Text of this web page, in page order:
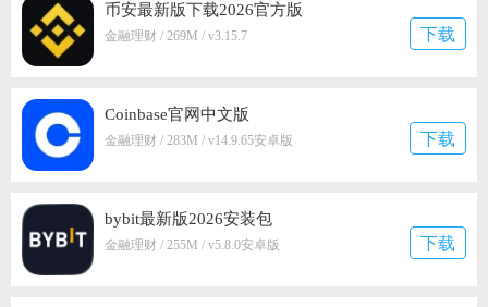
币安最新版下载2026官方版
金融理财 / 269M / v3.15.7 下载
Coinbase官网中文版
金融理财 / 283M / v14.9.65安卓版 下载
bybit最新版2026安装包
金融理财 / 255M / v5.8.0安卓版 下载